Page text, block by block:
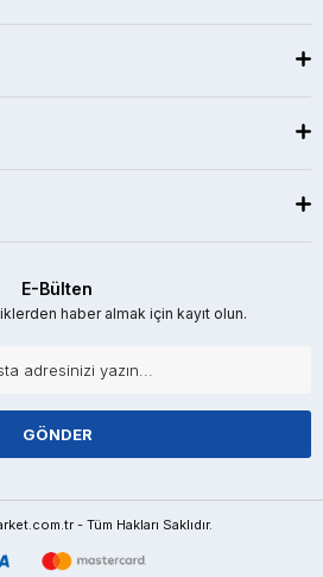
E-Bülten
haber almak için kayıt olun.
GÖNDER
- Tüm Hakları Saklıdır.